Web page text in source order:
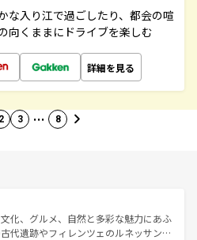
な入り江で過ごしたり、都会の喧
向くままにドライブを楽しむ
詳細を見る
2 3 … 8
化、グルメ、自然と多彩な魅力にあふ
代遺跡やフィレンツェのルネッサンス